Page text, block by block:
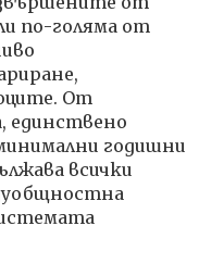
по-голяма от
От
единствено
годишни
всички